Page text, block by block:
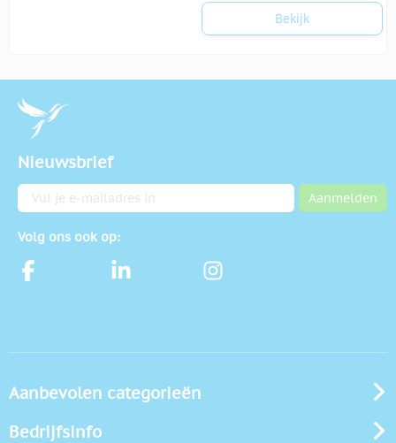
Bekijk
Nieuwsbrief
E-mailadres Aanmelden
Volg ons ook op:
Aanbevolen categorieën
Bedrijfsinfo